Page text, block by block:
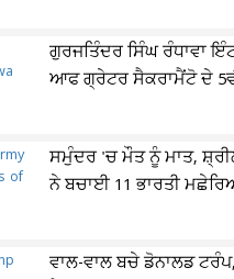
ਗੁਰਜਤਿੰਦਰ ਸਿੰਘ ਰੰਧਾਵਾ
ਆਫ ਗ੍ਰੇਟਰ ਸੈਕਰਾਮੈਂਟੋ ਦੇ
ਸਮੁੰਦਰ 'ਚ ਮੌਤ ਨੂੰ ਮਾਤ,
ਨੇ ਬਚਾਈ 11 ਭਾਰਤੀ
ਵਾਲ-ਵਾਲ ਬਚੇ ਡੋਨਾਲਡ ਟਰੰਪ,